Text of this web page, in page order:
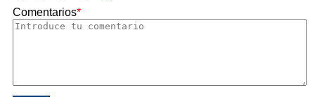
Comentarios*